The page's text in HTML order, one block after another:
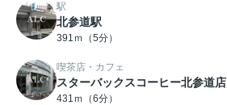
駅
北参道駅
391ｍ（5分）
喫茶店・カフェ
スターバックスコーヒー北参道店
431ｍ（6分）